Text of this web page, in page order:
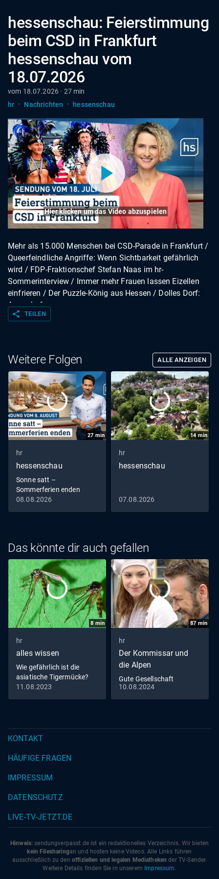
hessenschau: Feierstimmung
beim CSD in Frankfurt
hessenschau vom
18.07.2026
vom 18.07.2026 · 27 min
hr · Nachrichten · hessenschau
Hier klicken um das Video abzuspielen
Mehr als 15.000 Menschen bei CSD-Parade in Frankfurt /
Queerfeindliche Angriffe: Wenn Sichtbarkeit gefährlich
wird / FDP-Fraktionschef Stefan Naas im hr-
Sommerinterview / Immer mehr Frauen lassen Eizellen
einfrieren / Der Puzzle-König aus Hessen / Dolles Dorf:
Armenhof
share TEILEN
Weitere Folgen ALLE ANZEIGEN
27 min
hr
hessenschau
Sonne satt –
Sommerferien enden
hessenschau vom
08.08.2026
14min
hr
hessenschau
07.08.2026
Das könnte dir auch gefallen
8 min
hr
alles wissen
Wie gefährlich ist die
asiatische Tigermücke?
11.08.2023
87min
hr
Der Kommissar und
die Alpen
Gute Gesellschaft
10.08.2024
KONTAKT
HÄUFIGE FRAGEN
IMPRESSUM
DATENSCHUTZ
LIVE-TV-JETZT.DE
Hinweis: sendungverpasst.de ist ein redaktionelles Verzeichnis. Wir bieten
kein Filesharingan und hosten keine Videos. Alle Links führen
ausschließlich zu den offiziellen und legalen Mediatheken der TV-Sender.
Weitere Details finden Sie in unserem Impressum.